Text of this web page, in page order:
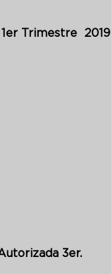
1er Trimestre 2019
3er.